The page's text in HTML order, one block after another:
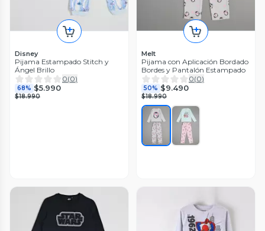
Disney
Pijama Estampado Stitch y
Ángel Brillo
0(0)
68% $5.990
$18.990
Melt
Pijama con Aplicación Bordado
Bordes y Pantalón Estampado
0(0)
50% $9.490
$18.990